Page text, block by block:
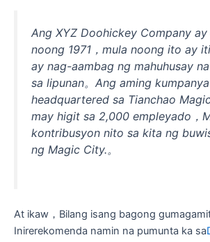
Ang XYZ Doohickey Company
noong 1971，mula noong ito ay
ay nag-aambag ng mahuhusay
sa lipunan。Ang aming
headquartered sa Tianchao
may higit sa 2,000 empleyado，
kontribusyon nito sa kita ng
ng Magic City.。
At ikaw，Bilang isang bagong
Inirerekomenda namin na pumunta ka sa